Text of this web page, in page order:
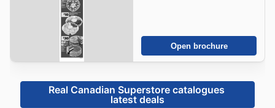
Open brochure
Real Canadian Superstore catalogues
latest deals